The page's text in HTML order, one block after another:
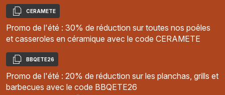
Copier
CERAMETE
Promo de l'été : 30% de réduction sur toutes nos poêles
et casseroles en céramique avec le code CERAMETE
Copier
BBQETE26
Promo de l'été : 20% de réduction sur les planchas, grills et
barbecues avec le code BBQETE26